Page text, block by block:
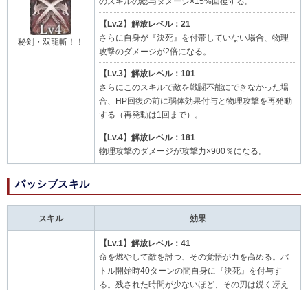
秘剣・双龍斬！！
【Lv.2】解放レベル：21
さらに自身が『決死』を付帯していない場合、物理
攻撃のダメージが2倍になる。
【Lv.3】解放レベル：101
さらにこのスキルで敵を戦闘不能にできなかった場
合、HP回復の前に弱体効果付与と物理攻撃を再発動
する（再発動は1回まで）。
【Lv.4】解放レベル：181
物理攻撃のダメージが攻撃力×900％になる。
パッシブスキル
スキル 効果
【Lv.1】解放レベル：41
命を燃やして敵を討つ、その覚悟が力を高める。バ
トル開始時40ターンの間自身に『決死』を付与す
る。残された時間が少ないほど、その刃は鋭く冴え